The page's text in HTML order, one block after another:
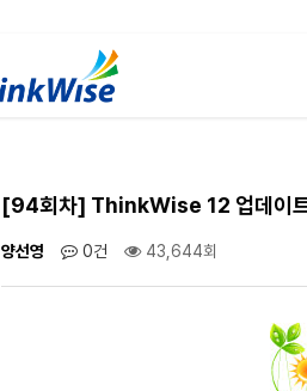
[94회차] ThinkWise 12 업데이
양선영 0건 43,644회